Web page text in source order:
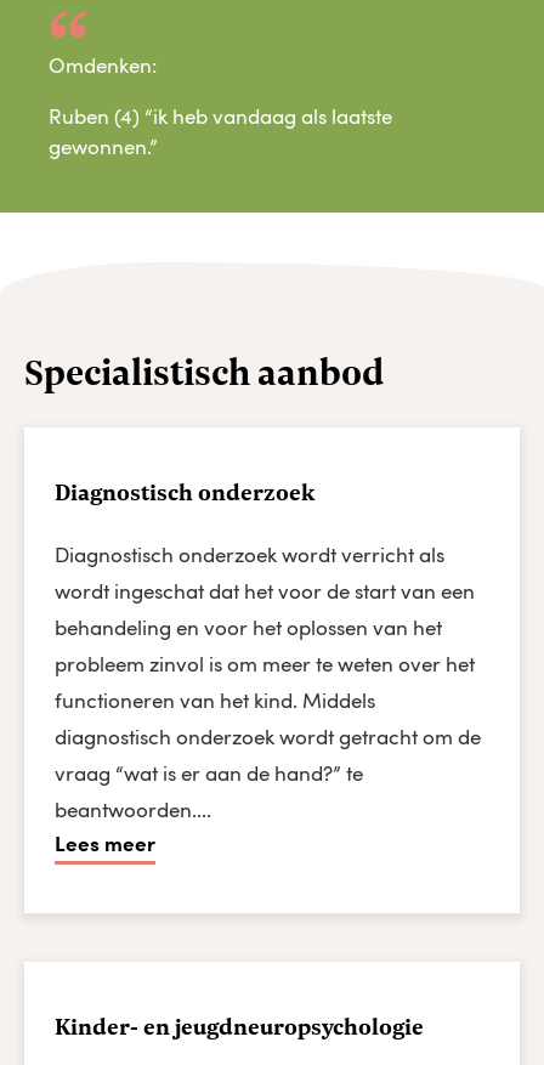
Omdenken:
Ruben (4) “ik heb vandaag als laatste
gewonnen.”
Specialistisch aanbod
Diagnostisch onderzoek
Diagnostisch onderzoek wordt verricht als
wordt ingeschat dat het voor de start van een
behandeling en voor het oplossen van het
probleem zinvol is om meer te weten over het
functioneren van het kind. Middels
diagnostisch onderzoek wordt getracht om de
vraag “wat is er aan de hand?” te
beantwoorden....
Lees meer
Kinder- en jeugdneuropsychologie